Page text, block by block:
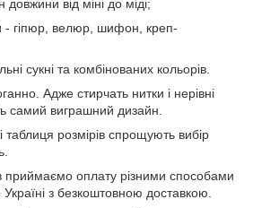
від міні до міді;
- гіпюр, велюр, шифон, креп-
сукні та комбінованих кольорів.
Адже стирчать нитки і нерівні
самий виграшний дизайн.
таблиця розмірів спрощують вибір
приймаємо оплату різними способами
з безкоштовною доставкою.